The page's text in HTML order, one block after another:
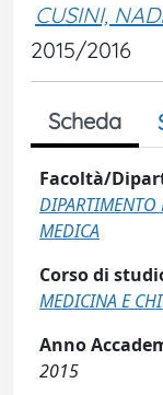
CUSINI,
2015/2016
Scheda
Facoltà/
DIPARTIMENTO
MEDICA
Corso di
MEDICINA E
Anno
2015